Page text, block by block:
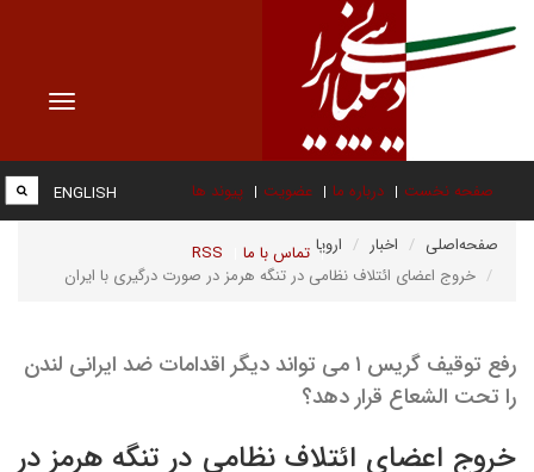
Toggle
صفحه نخست درباره ما عضویت پیوند ها
تماس با ما RSS
ENGLISH
صفحه‌اصلی اخبار
اروپا
خروج اعضای ائتلاف نظامی در تنگه هرمز در صورت درگیری با ایران
رفع توقیف گریس ۱ می تواند دیگر اقدامات ضد ایرانی لندن
را تحت الشعاع قرار دهد؟
خروج اعضای ائتلاف نظامی در تنگه هرمز در